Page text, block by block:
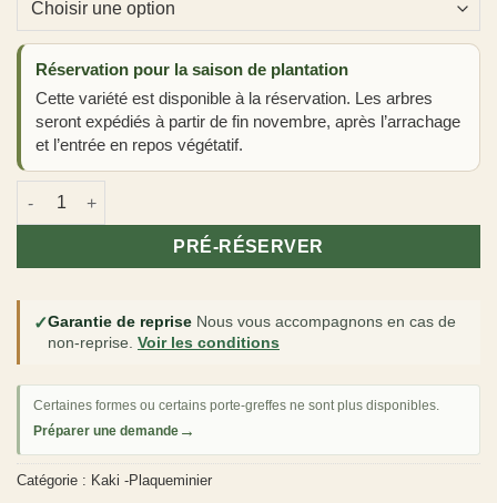
Réservation pour la saison de plantation
Cette variété est disponible à la réservation. Les arbres
seront expédiés à partir de fin novembre, après l’arrachage
et l’entrée en repos végétatif.
quantité de Kaki 'Fuyu'
PRÉ-RÉSERVER
✓Garantie de reprise Nous vous accompagnons en cas de
non-reprise. Voir les conditions
Certaines formes ou certains porte-greffes ne sont plus disponibles.
Préparer une demande →
Catégorie : Kaki -Plaqueminier